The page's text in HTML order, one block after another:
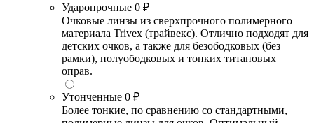
Ударопрочные 0 ₽
Очковые линзы из сверхпрочного полимерного
материала Trivex (трайвекс). Отлично подходят для
детских очков, а также для безободковых (без
рамки), полуободковых и тонких титановых
оправ.
Утонченные 0 ₽
Более тонкие, по сравнению со стандартными,